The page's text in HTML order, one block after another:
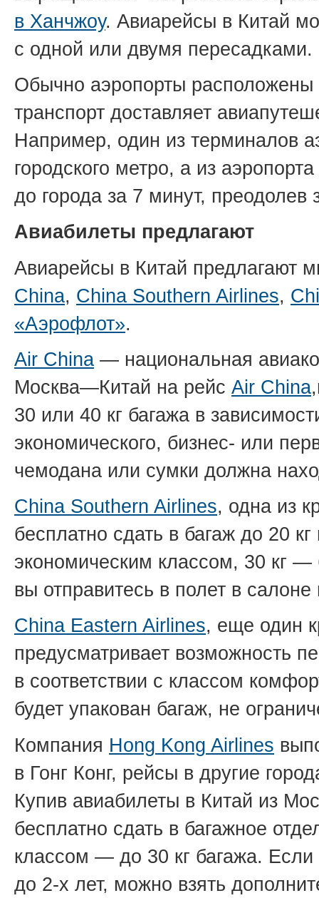
в Ханчжоу. Авиарейсы в Китай
с одной или двумя пересадками.
Обычно аэропорты
транспорт доставляет
Например, один из терминалов
городского метро, а из
до города за 7 минут, преодолев
Авиабилеты предлагают
Авиарейсы в Китай предлагают
China, China Southern Airlines,
«Аэрофлот».
Air China — национальная
Москва—Китай на рейс Air China
30 или 40 кг багажа в
экономического, бизнес- или
чемодана или сумки должна
China Southern Airlines, одна из
бесплатно сдать в багаж до 20
экономическим классом, 30 кг
вы отправитесь в полет в салоне
China Eastern Airlines, еще один
предусматривает возможность
в соответствии с классом
будет упакован багаж, не
Компания Hong Kong Airlines
в Гонг Конг, рейсы в другие
Купив авиабилеты в Китай из
бесплатно сдать в багажное
классом — до 30 кг багажа. Если
до 2-х лет, можно взять